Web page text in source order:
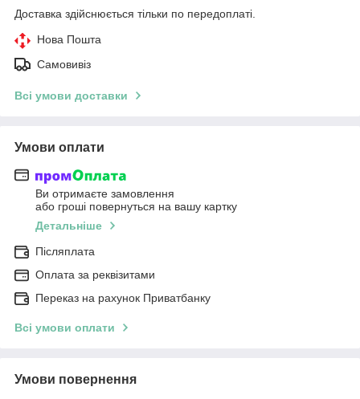
Доставка здійснюється тільки по передоплаті.
Нова Пошта
Самовивіз
Всі умови доставки
Умови оплати
Ви отримаєте замовлення
або гроші повернуться на вашу картку
Детальніше
Післяплата
Оплата за реквізитами
Переказ на рахунок Приватбанку
Всі умови оплати
Умови повернення